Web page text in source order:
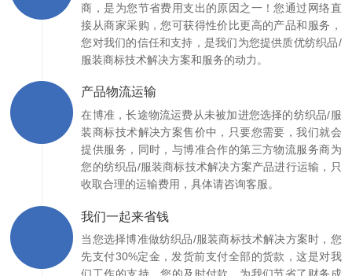
商，是为您节省费用支出的原因之一！您通过网络直
接从商家采购，您可获得性价比更高的产品和服务，
您对我们的信任和支持，是我们为您提供质优纺织品/
服装商标技术解决方案和服务的动力。
产品物流运输
在博准，长途物流运费从未被加进您选择的纺织品/服
装商标技术解决方案售价中，只要您需要，我们就会
提供服务，同时，与博准合作的第三方物流服务商为
您的纺织品/服装商标技术解决方案产品进行运输，只
收取合理的运输费用，具体请咨询客服。
我们一起来省钱
当您选择博准做纺织品/服装商标技术解决方案时，您
先支付30%定金，发货前支付全部的货款，这是对我